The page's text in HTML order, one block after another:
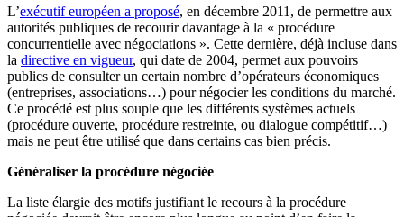
L’exécutif européen a proposé, en décembre 2011, de permettre aux
autorités publiques de recourir davantage à la « procédure
concurrentielle avec négociations ». Cette dernière, déjà incluse dans
la directive en vigueur, qui date de 2004, permet aux pouvoirs
publics de consulter un certain nombre d’opérateurs économiques
(entreprises, associations…) pour négocier les conditions du marché.
Ce procédé est plus souple que les différents systèmes actuels
(procédure ouverte, procédure restreinte, ou dialogue compétitif…)
mais ne peut être utilisé que dans certains cas bien précis.
Généraliser la procédure négociée
La liste élargie des motifs justifiant le recours à la procédure